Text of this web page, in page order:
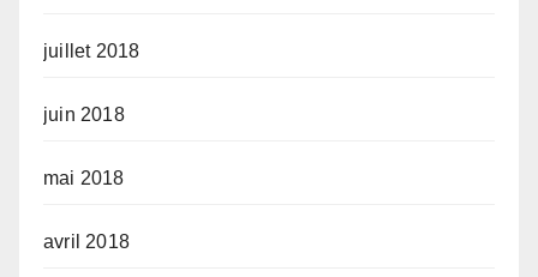
juillet 2018
juin 2018
mai 2018
avril 2018